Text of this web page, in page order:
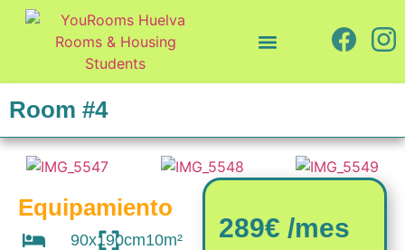
Room #4
Equipamiento
90x190cm10m²
289€ /mes